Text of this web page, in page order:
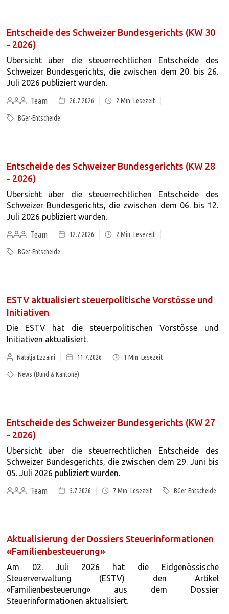
Entscheide des Schweizer Bundesgerichts (KW 30
- 2026)
Übersicht über die steuerrechtlichen Entscheide des
Schweizer Bundesgerichts, die zwischen dem 20. bis 26.
Juli 2026 publiziert wurden.
Team
26.7.2026 2 Min. Lesezeit
BGer-Entscheide
Entscheide des Schweizer Bundesgerichts (KW 28
- 2026)
Übersicht über die steuerrechtlichen Entscheide des
Schweizer Bundesgerichts, die zwischen dem 06. bis 12.
Juli 2026 publiziert wurden.
Team
12.7.2026 2 Min. Lesezeit
BGer-Entscheide
ESTV aktualisiert steuerpolitische Vorstösse und
Initiativen
Die ESTV hat die steuerpolitischen Vorstösse und
Initiativen aktualisiert.
Natalja Ezzaini 11.7.2026 1 Min. Lesezeit
News (Bund & Kantone)
Entscheide des Schweizer Bundesgerichts (KW 27
- 2026)
Übersicht über die steuerrechtlichen Entscheide des
Schweizer Bundesgerichts, die zwischen dem 29. Juni bis
05. Juli 2026 publiziert wurden.
Team
5.7.2026 7Min. Lesezeit BGer-Entscheide
Aktualisierung der Dossiers Steuerinformationen
«Familienbesteuerung»
Am 02. Juli 2026 hat die Eidgenössische
Steuerverwaltung (ESTV) den Artikel
«Familienbesteuerung» aus dem Dossier
Steuerinformationen aktualisiert.